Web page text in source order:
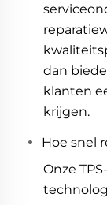
dan
klanten
krijgen.
Hoe snel
Onze